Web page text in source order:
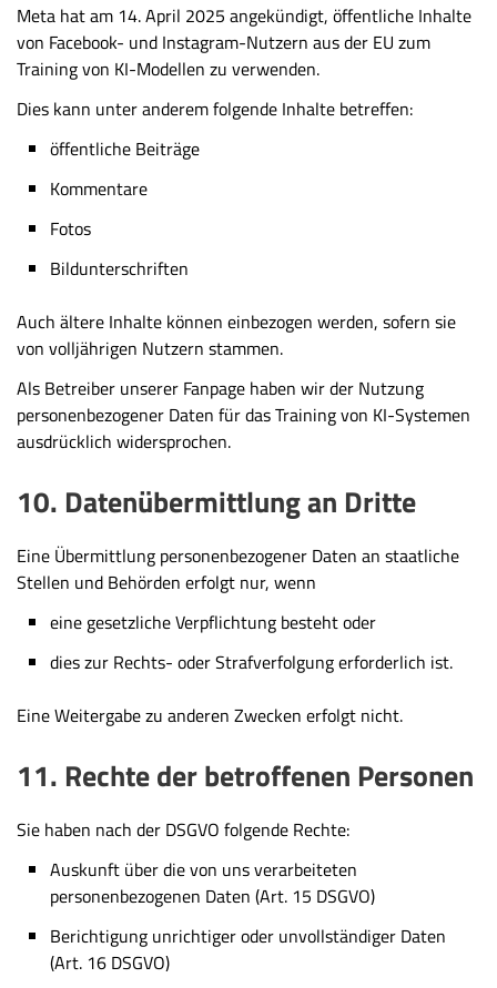
Meta hat am 14. April 2025 angekündigt, öffentliche Inhalte
von Facebook- und Instagram-Nutzern aus der EU zum
Training von KI-Modellen zu verwenden.
Dies kann unter anderem folgende Inhalte betreffen:
öffentliche Beiträge
Kommentare
Fotos
Bildunterschriften
Auch ältere Inhalte können einbezogen werden, sofern sie
von volljährigen Nutzern stammen.
Als Betreiber unserer Fanpage haben wir der Nutzung
personenbezogener Daten für das Training von KI-Systemen
ausdrücklich widersprochen.
10. Datenübermittlung an Dritte
Eine Übermittlung personenbezogener Daten an staatliche
Stellen und Behörden erfolgt nur, wenn
eine gesetzliche Verpflichtung besteht oder
dies zur Rechts- oder Strafverfolgung erforderlich ist.
Eine Weitergabe zu anderen Zwecken erfolgt nicht.
11. Rechte der betroffenen Personen
Sie haben nach der DSGVO folgende Rechte:
Auskunft über die von uns verarbeiteten
personenbezogenen Daten (Art. 15 DSGVO)
Berichtigung unrichtiger oder unvollständiger Daten
(Art. 16 DSGVO)